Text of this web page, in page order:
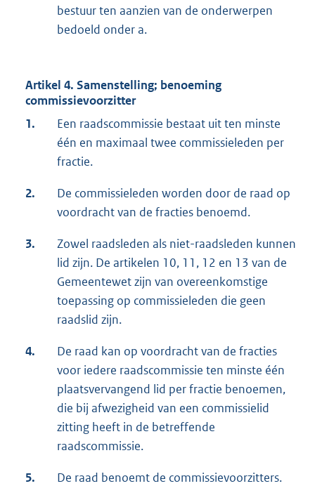
bestuur ten aanzien van de onderwerpen
bedoeld onder a.
Artikel 4. Samenstelling; benoeming
commissievoorzitter
1.
Een raadscommissie bestaat uit ten minste
één en maximaal twee commissieleden per
fractie.
2.
De commissieleden worden door de raad op
voordracht van de fracties benoemd.
3.
Zowel raadsleden als niet-raadsleden kunnen
lid zijn. De artikelen 10, 11, 12 en 13 van de
Gemeentewet zijn van overeenkomstige
toepassing op commissieleden die geen
raadslid zijn.
4.
De raad kan op voordracht van de fracties
voor iedere raadscommissie ten minste één
plaatsvervangend lid per fractie benoemen,
die bij afwezigheid van een commissielid
zitting heeft in de betreffende
raadscommissie.
5. De raad benoemt de commissievoorzitters.